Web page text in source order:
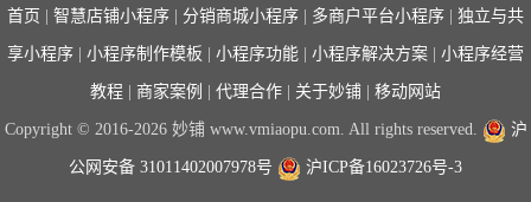
首页 智慧店铺小程序 分销商城小程序 多商户平台小程序 独立与共
享小程序 小程序制作模板 小程序功能 小程序解决方案 小程序经营
教程 商家案例 代理合作 关于妙铺 移动网站
Copyright © 2016-2026 妙铺 www.vmiaopu.com. All rights reserved. 沪
公网安备 31011402007978号 沪ICP备16023726号-3